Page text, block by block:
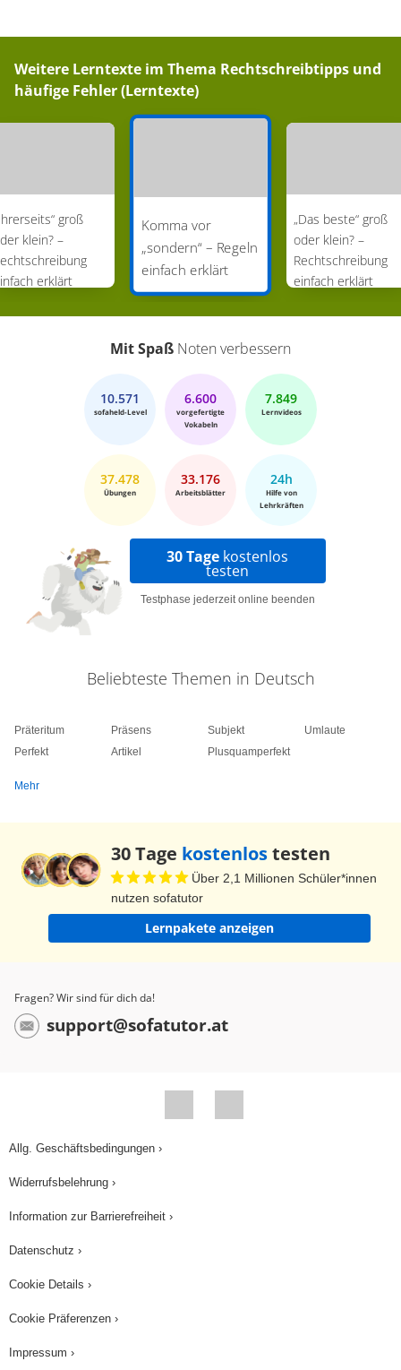
Weitere Lerntexte im Thema Rechtschreibtipps und
häufige Fehler (Lerntexte)
groß
klein? –
erklärt
Komma vor
„sondern“ – Regeln
einfach erklärt
„Das beste“ groß
oder klein? –
Rechtschreibung
einfach erklärt
Mit Spaß Noten verbessern
10.571
sofaheld-Level
6.600
vorgefertigte
Vokabeln
7.849
Lernvideos
37.478
Übungen
33.176
Arbeitsblätter
24h
Hilfe von
Lehrkräften
30 Tage kostenlos
testen
Testphase jederzeit online beenden
Beliebteste Themen in Deutsch
Präteritum
Perfekt
Präsens
Artikel
Subjekt
Plusquamperfekt
Umlaute
Mehr
30 Tage kostenlostesten
Über 2,1 Millionen Schüler*innen
nutzen sofatutor
Lernpakete anzeigen
Fragen? Wir sind für dich da!
support@sofatutor.at
Allg. Geschäftsbedingungen ›
Widerrufsbelehrung ›
Information zur Barrierefreiheit ›
Datenschutz ›
Cookie Details ›
Cookie Präferenzen ›
Impressum ›